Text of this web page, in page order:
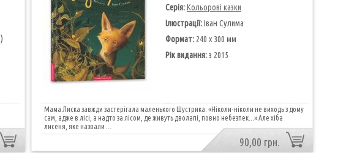
Серія:Кольорові казки
Ілюстрації:Іван Сулима
Формат: 240 х 300 мм
Рік видання:з 2015
Мама Лиска завжди застерігала маленького Шустрика: «Ніколи-ніколи не виходь з дому
сам, адже в лісі, а надто за лісом, де живуть дволапі, повно небезпек...» Але хіба
лисеня, яке назвали ...
90,00 грн.